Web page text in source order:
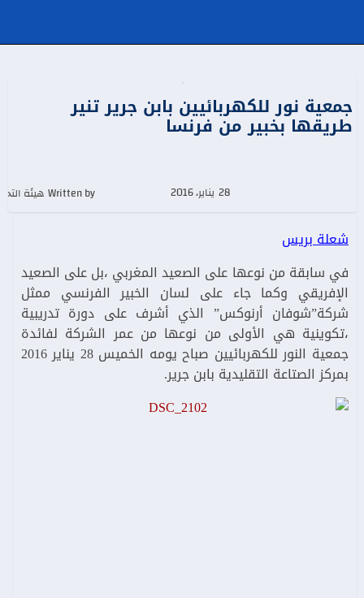
جمعية نور للكهربائيين بابن جرير تنير
طريقها بخبير من فرنسا
28 يناير، 2016 Written by هيئة التحرير
شعلة بريس
في سابقة من نوعها على الصعيد المغربي ،بل على الصعيد
الإفريقي وكما جاء على لسان الخبير الفرنسي ممثل
شركة”شوفان أرنوكس” الذي أشرف على دورة تدريبية
،تكوينية هي الأولى من نوعها من عمر الشركة لفائدة
جمعية النور للكهربائيين صباح يومه الخميس 28 يناير 2016
بمركز الصتاعة التقليدية بابن جرير.